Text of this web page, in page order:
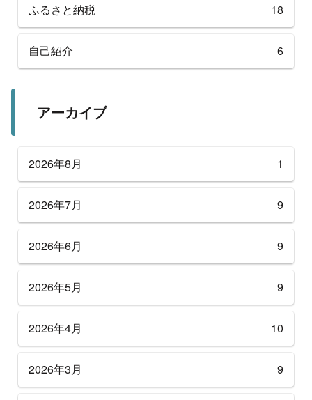
ふるさと納税 18
自己紹介 6
アーカイブ
2026年8月 1
2026年7月 9
2026年6月 9
2026年5月 9
2026年4月 10
2026年3月 9